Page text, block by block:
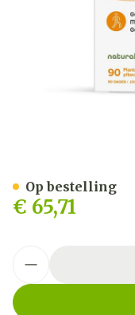
€ 65,71
Op bestelling